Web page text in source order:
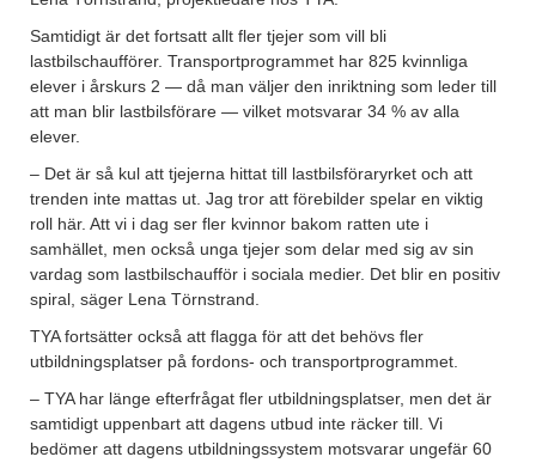
Samtidigt är det fortsatt allt fler tjejer som vill bli
lastbilschaufförer. Transportprogrammet har 825 kvinnliga
elever i årskurs 2 — då man väljer den inriktning som leder till
att man blir lastbilsförare — vilket motsvarar 34 % av alla
elever.
– Det är så kul att tjejerna hittat till lastbilsföraryrket och att
trenden inte mattas ut. Jag tror att förebilder spelar en viktig
roll här. Att vi i dag ser fler kvinnor bakom ratten ute i
samhället, men också unga tjejer som delar med sig av sin
vardag som lastbilschaufför i sociala medier. Det blir en positiv
spiral, säger Lena Törnstrand.
TYA fortsätter också att flagga för att det behövs fler
utbildningsplatser på fordons- och transportprogrammet.
– TYA har länge efterfrågat fler utbildningsplatser, men det är
samtidigt uppenbart att dagens utbud inte räcker till. Vi
bedömer att dagens utbildningssystem motsvarar ungefär 60